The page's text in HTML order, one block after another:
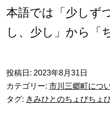
本語では「少しず
し、少し」から「
投稿日: 2023年8月31日
カテゴリー: 市川三郷町につ
タグ: きみひとのちょびちょ